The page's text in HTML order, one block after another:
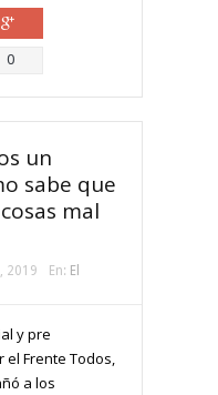
0
un
sabe que
mal
2019 En: El
y pre
Frente Todos,
a los